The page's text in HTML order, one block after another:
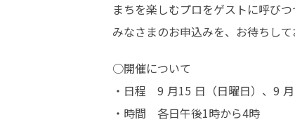
まちを楽しむプロをゲストに呼び
みなさまのお申込みを、お待ちして
○開催について
・日程　9 月15 日（日曜日）、9
・時間　各日午後1時から4時